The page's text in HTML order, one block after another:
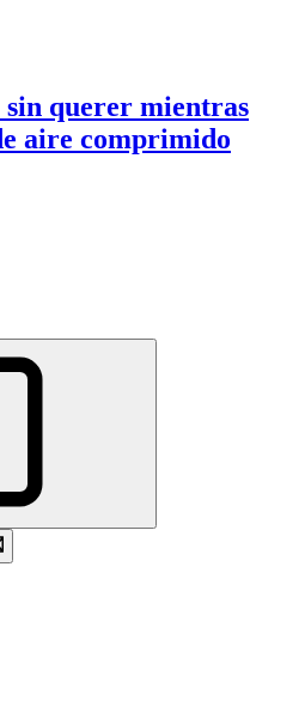
querer mientras
aire comprimido